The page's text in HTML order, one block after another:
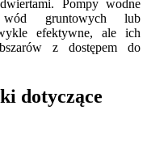
Pompy wodne
gruntowych lub
efektywne, ale ich
z dostępem do
dotyczące